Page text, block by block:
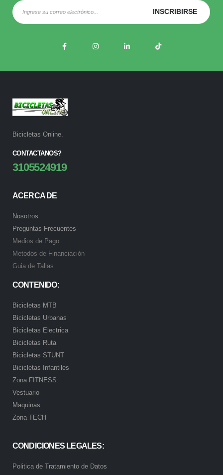
Bicicletas Online.
CONTACTANOS?
3105524919
ACERCA DE
Nosotros
Preguntas Frecuentes
Medios de Pago
Metodos de Financiación
Guia de Tallas
CONTENIDO:
Bicicletas MTB
Bicicletas Urbanas
Bicicletas Electrica
Bicicletas Ruta
Bicicletas STUNT
Bicicletas Infantiles
Zona FITNESS:
Vestuario
Maquinas
Zona TECH
CONDICIONES LEGALES:
Politica de Tratamiento de Datos